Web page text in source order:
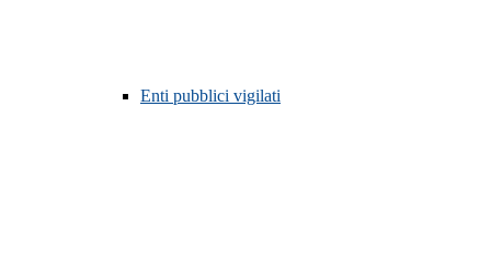
Enti pubblici vigilati